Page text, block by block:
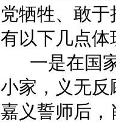
党牺牲、敢
有以下几点体
一是在国家
小家，义无
嘉义誓师后